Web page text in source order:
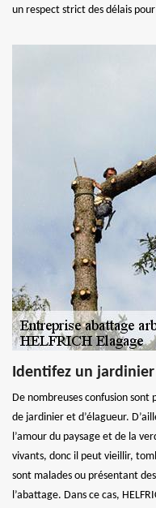
un respect strict des délais
Identifez un
De nombreuses confusion
de jardinier et d’élagueur.
l’amour du paysage et de la
vivants, donc il peut vieillir,
sont malades ou présentant
l’abattage. Dans ce cas,